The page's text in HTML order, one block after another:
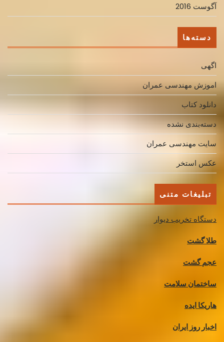
آگوست 2016
دسته‌ها
اگهی
اموزش مهندسی عمران
دانلود کتاب
دسته‌بندی نشده
سایت مهندسی عمران
عکس استخر
تبلیغات متنی
دستگاه تخریب دیوار
طلا گشت
عجم گشت
ساختمان سلامت
هاریکا ایده
اخبار روز ایران